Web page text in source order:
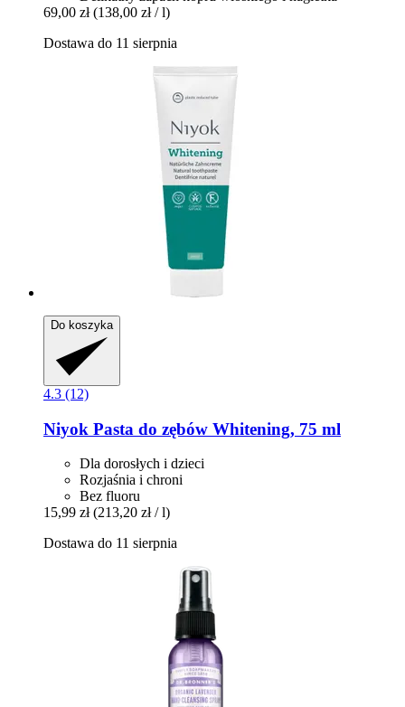
69,00 zł (138,00 zł / l)
Dostawa do 11 sierpnia
Do koszyka
4.3 (12)
Niyok Pasta do zębów Whitening, 75 ml
Dla dorosłych i dzieci
Rozjaśnia i chroni
Bez fluoru
15,99 zł (213,20 zł / l)
Dostawa do 11 sierpnia